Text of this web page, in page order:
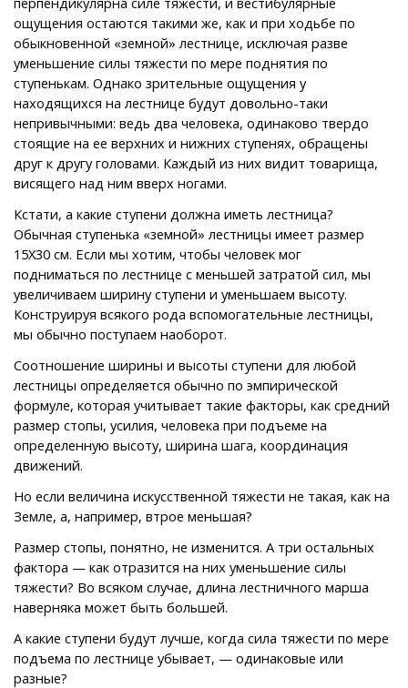
ощущения остаются такими же, как и при ходьбе по
обыкновенной «земной» лестнице, исключая разве
уменьшение силы тяжести по мере поднятия по
ступенькам. Однако зрительные ощущения у
находящихся на лестнице будут довольно-таки
непривычными: ведь два человека, одинаково твердо
стоящие на ее верхних и нижних ступенях, обращены
друг к другу головами. Каждый из них видит товарища,
висящего над ним вверх ногами.
Кстати, а какие ступени должна иметь лестница?
Обычная ступенька «земной» лестницы имеет размер
15X30 см. Если мы хотим, чтобы человек мог
подниматься по лестнице с меньшей затратой сил, мы
увеличиваем ширину ступени и уменьшаем высоту.
Конструируя всякого рода вспомогательные лестницы,
мы обычно поступаем наоборот.
Соотношение ширины и высоты ступени для любой
лестницы определяется обычно по эмпирической
формуле, которая учитывает такие факторы, как средний
размер стопы, усилия, человека при подъеме на
определенную высоту, ширина шага, координация
движений.
Но если величина искусственной тяжести не такая, как на
Земле, а, например, втрое меньшая?
Размер стопы, понятно, не изменится. А три остальных
фактора — как отразится на них уменьшение силы
тяжести? Во всяком случае, длина лестничного марша
наверняка может быть большей.
А какие ступени будут лучше, когда сила тяжести по мере
подъема по лестнице убывает, — одинаковые или
разные?